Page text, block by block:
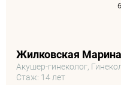
Жилковская
Акушер-гинеколог,
Стаж: 14 лет